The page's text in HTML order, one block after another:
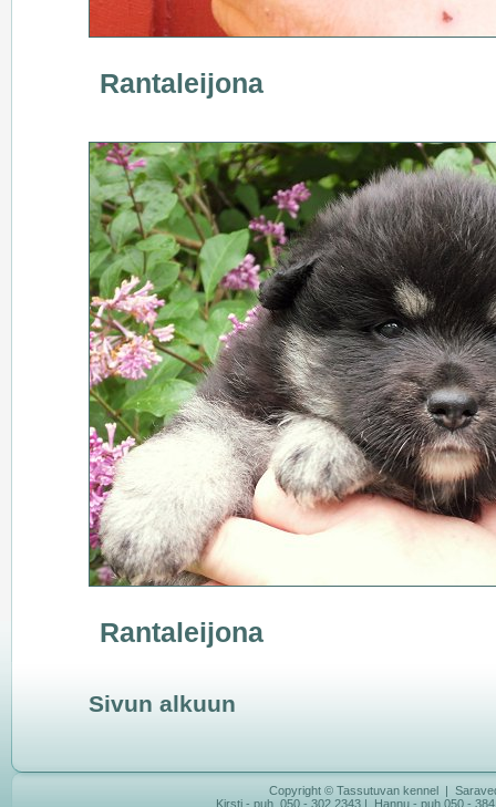
Rantaleijona
Rantaleijona
Sivun alkuun
Copyright © Tassutuvan kennel |
Kirsti - puh. 050 - 302 2343 | Hannu - puh.050 -